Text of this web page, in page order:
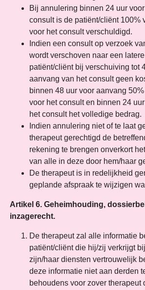
Bij annulering binnen 24 uur
consult is de patiënt/cliënt 100%
voor het consult verschuldigd.
Indien een consult op verzoek
wordt verschoven naar een
patiënt/cliënt bij verschuiving tot
aanvang van het consult geen
binnen 48 uur voor aanvang
voor het consult en binnen 24
het consult het volledige bedrag.
Indien annulering niet of te laat
therapeut gerechtigd de
rekening te brengen onverkort
van alle in deze door hem/haar
De therapeut is in redelijkheid
geplande afspraak te wijzigen
Artikel 6. Geheimhouding,
inzagerecht.
De therapeut zal alle informatie
patiënt/cliënt die hij/zij verkrijgt
zijn/haar diensten vertrouwelijk
deze informatie niet aan derden
behoudens voor zover therapeut